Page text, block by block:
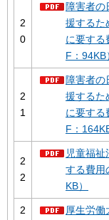
2
0
障害者の
援するた
に要する
F：94KB
2
1
障害者の
援するた
に要する
F：
2
2
児童福
する費用
KB）
2
厚生労働